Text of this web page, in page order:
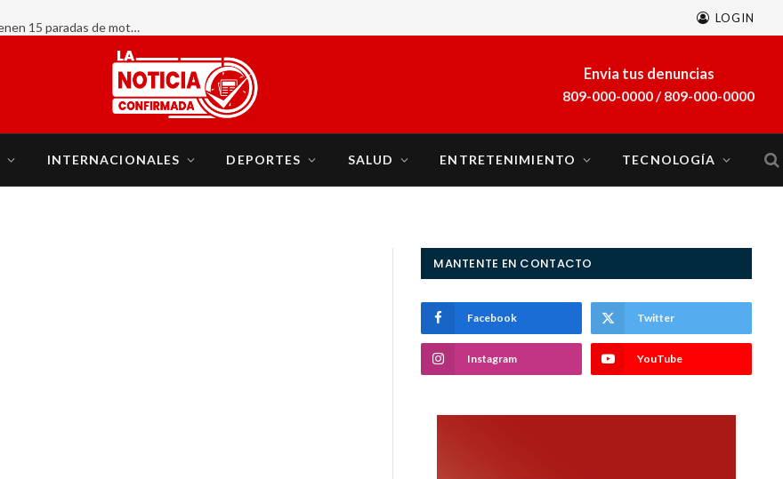
INTRANT y organismos de seguridad intervienen 15 paradas de motoconcho; eliminan tres, retienen 64 motocicletas y realizan 247 pruebas de alcoholemia
LOGIN
Envia tus denuncias
809-000-0000 / 809-000-0000
INTERNACIONALES DEPORTES SALUD ENTRETENIMIENTO TECNOLOGÍA
MANTENTE EN CONTACTO
Facebook Twitter
Instagram YouTube